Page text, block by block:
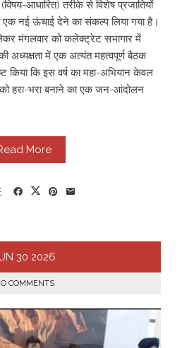
आधारित) तरीके से विशेष प्रजातियों
नई ऊंचाई देने का संकल्प लिया गया है।
लेकर मंगलवार को कलेक्ट्रेट सभागार में
अध्यक्षता में एक अत्यंत महत्वपूर्ण बैठक
किया कि इस वर्ष का महा-अभियान केवल
को हरा-भरा बनाने का एक जन-आंदोलन
More
30 2026
COMMENTS